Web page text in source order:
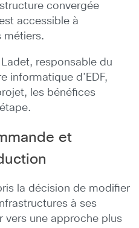
convergée
accessible à
métiers.
responsable du
informatique d’EDF,
les bénéfices
et
la décision de modifier
à ses
vers une approche plus